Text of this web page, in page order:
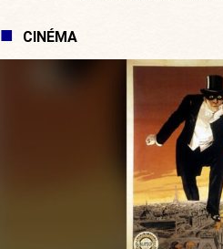
CINÉMA